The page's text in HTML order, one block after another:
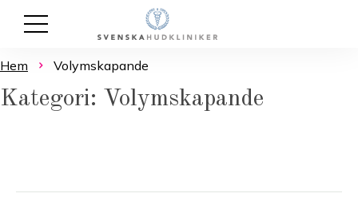
Hem Volymskapande
Kategori: Volymskapande